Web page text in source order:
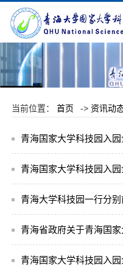
当前位置： 首页 -> 资讯动
青海国家大学科技园入园企业培训第一期第
青海国家大学科技园入园企业培训第一期第
青海大学科技园一行分别前往
青海省政府关于青海国家大学科技
青海国家大学科技园入园企业培训第一